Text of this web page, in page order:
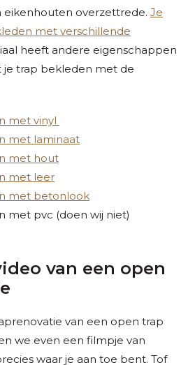
overzettrede. Je
met verschillende
heeft andere eigenschappen
je trap bekleden met de
met vinyl
met laminaat
met hout
met leer
met betonlook
met pvc (doen wij niet)
van een open
van een open trap
we even een filmpje van
waar je aan toe bent. Tof